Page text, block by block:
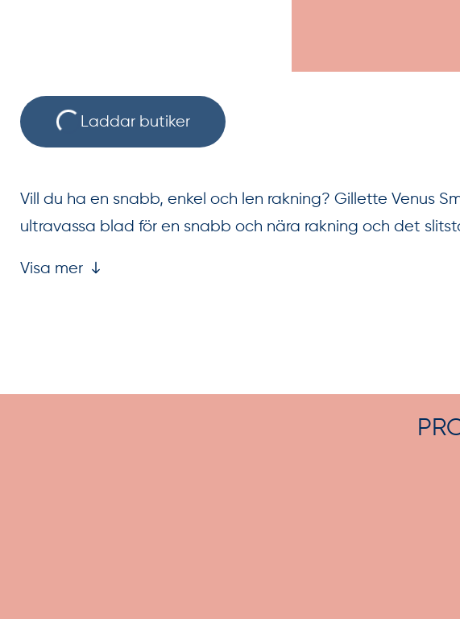
Laddar butiker
Vill du ha en snabb, enkel och len rakning? Gillette Venus
ultravassa blad för en snabb och nära rakning och det
Visa mer